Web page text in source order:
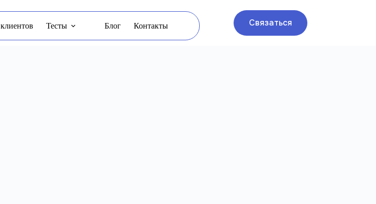
Тесты Блог Контакты Связаться